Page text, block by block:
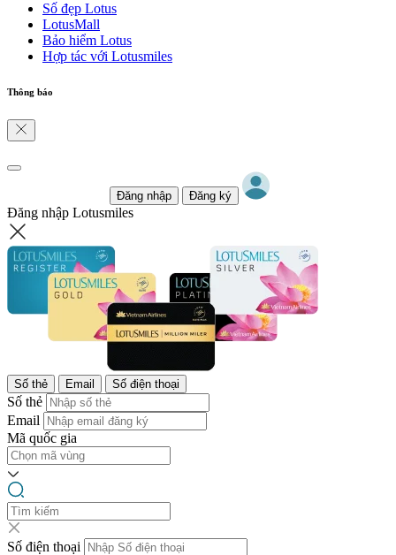
Số đẹp Lotus
LotusMall
Bảo hiểm Lotus
Hợp tác với Lotusmiles
Thông báo
Đăng nhập Đăng ký
Đăng nhập Lotusmiles
Số thẻ Email Số điện thoại
Số thẻ
Email
Mã quốc gia
Số điện thoại